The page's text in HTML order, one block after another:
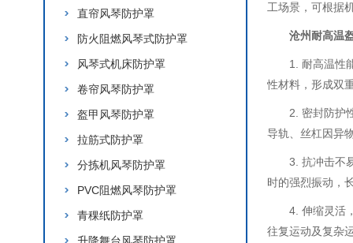
直帘风琴防护罩
防火阻燃风琴式防护罩
风琴式机床防护罩
卷帘风琴防护罩
盔甲风琴防护罩
拉筋式防护罩
分拣机风琴防护罩
PVC阻燃风琴防护罩
青稞纸防护罩
工场景，可根据
沧州耐高温
1. 耐高温性
性材料，形成双
2. 密封防护
导轨、丝杠因异
3. 抗冲击不
时的强烈振动，
4. 伸缩灵活
往复运动及复杂